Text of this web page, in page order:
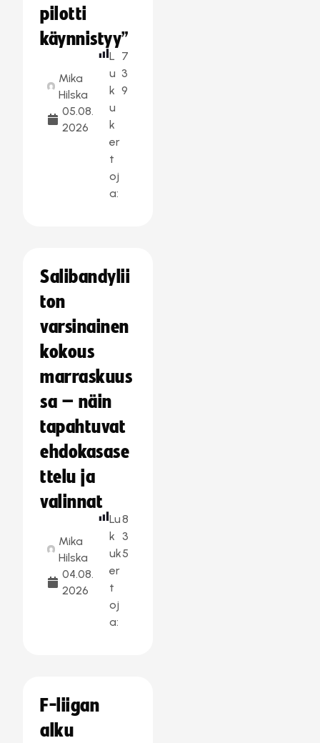
pilotti
käynnistyy”
Mika
Hilska
05.08.
2026
L
u
k
u
k
er
t
oj
a:
7
3
9
Salibandylii
ton
varsinainen
kokous
marraskuus
sa – näin
tapahtuvat
ehdokasase
ttelu ja
valinnat
Mika
Hilska
04.08.
2026
Lu
k
uk
er
t
oj
a:
8
3
5
F-liigan
alku